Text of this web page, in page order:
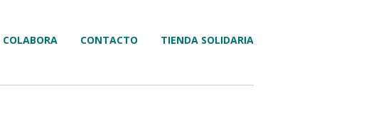
TIENDA SOLIDARIA
CONTACTO
COLABORA